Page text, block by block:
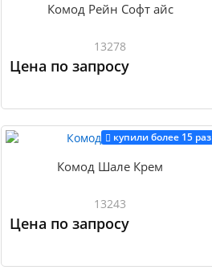
Комод Рейн Софт айс
13278
Цена по запросу
купили более 15 раз
Комод Шале Крем
13243
Цена по запросу